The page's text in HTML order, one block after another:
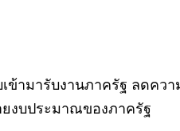
ามารับงานภาครัฐ ลดคว
งบประมาณของภาครัฐ